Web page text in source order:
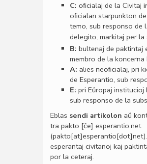
C: oﬁcialaj de la Civitaj
oﬁcialan starpunkton
temo, sub responso de
delegito, markitaj per la
B: bultenaj de paktintaj
membro de la koncerna
A: alies neoﬁcialaj, pri
de Esperantio, sub
E: pri Eŭropaj
sub responso de la
Eblas sendi artikolon aŭ
tra pakto [ĉe] esperantio.net
(pakto[at]esperantio[dot]net)
esperantaj civitanoj kaj
por la ceteraj.